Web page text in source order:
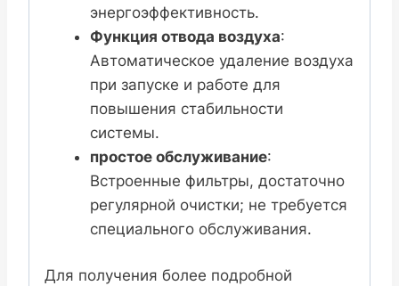
энергоэффективность.
Функция отвода воздуха:
Автоматическое удаление воздуха
при запуске и работе для
повышения стабильности
системы.
простое обслуживание:
Встроенные фильтры, достаточно
регулярной очистки; не требуется
специального обслуживания.
Для получения более подробной